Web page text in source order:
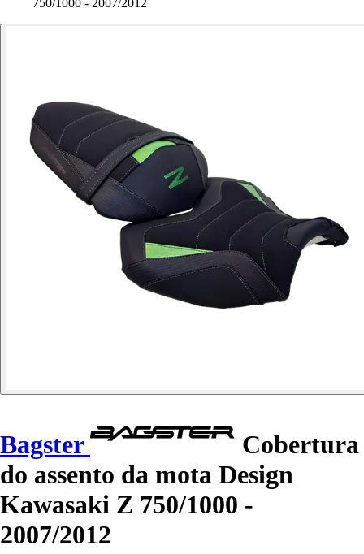
750/1000 - 2007/2012
Bagster
Cobertura
do assento da mota Design
Kawasaki Z 750/1000 -
2007/2012